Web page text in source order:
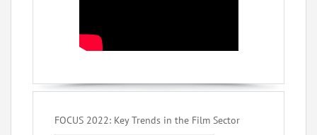
FOCUS 2022: Key Trends in the Film Sector